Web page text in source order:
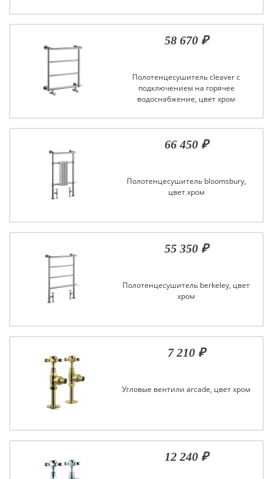
58 670 ₽
Полотенцесушитель cleaver с
подключением на горячее
водоснабжение, цвет хром
66 450 ₽
Полотенцесушитель bloomsbury,
цвет хром
55 350 ₽
Полотенцесушитель berkeley, цвет
хром
7 210 ₽
Угловые вентили arcade, цвет хром
12 240 ₽